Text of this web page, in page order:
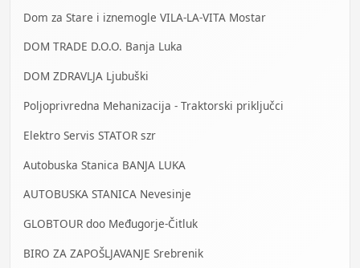
Dom za Stare i iznemogle VILA-LA-VITA Mostar
DOM TRADE D.O.O. Banja Luka
DOM ZDRAVLJA Ljubuški
Poljoprivredna Mehanizacija - Traktorski priključci
Elektro Servis STATOR szr
Autobuska Stanica BANJA LUKA
AUTOBUSKA STANICA Nevesinje
GLOBTOUR doo Međugorje-Čitluk
BIRO ZA ZAPOŠLJAVANJE Srebrenik